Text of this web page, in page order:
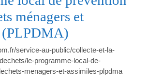
ménagers et
(PLPDMA)
service-au-public/collecte-et-la-
le-programme-local-de-
menagers-et-assimiles-plpdma